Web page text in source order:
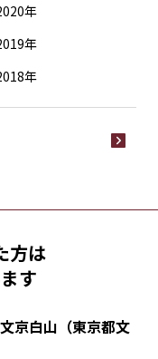
年
年
年
方は
す
京白山（東京都文